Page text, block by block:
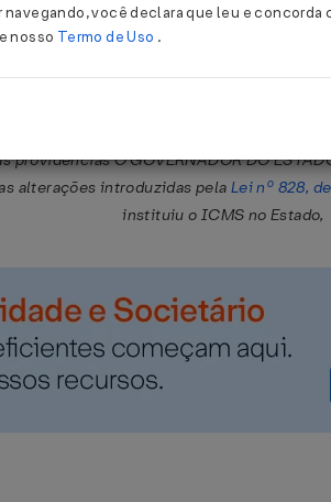
Operações Relativas à Circulação de
O GOVERNADOR DO
alterações introduzidas pela Lei nº 828,
instituiu o ICMS no Estado,
você declara que leu e concorda
e nosso Termo de Uso .